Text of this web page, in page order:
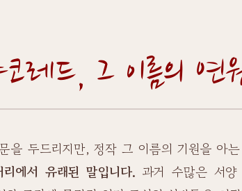
레드, 그 이름의
을 두드리지만, 정작 그 이름의 기원을 아
에서 유래된 말입니다. 과거 수많은 서